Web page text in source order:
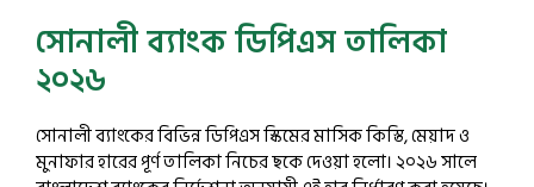
সোনালী ব্যাংক ডিপিএস তালিকা
২০২৬
সোনালী ব্যাংকের বিভিন্ন ডিপিএস স্কিমের মাসিক কিস্তি, মেয়াদ ও
মুনাফার হারের পূর্ণ তালিকা নিচের ছকে দেওয়া হলো। ২০২৬ সালে